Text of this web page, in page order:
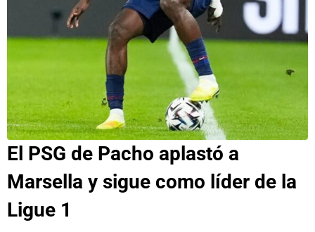
El PSG de Pacho aplastó a
Marsella y sigue como líder de la
Ligue 1